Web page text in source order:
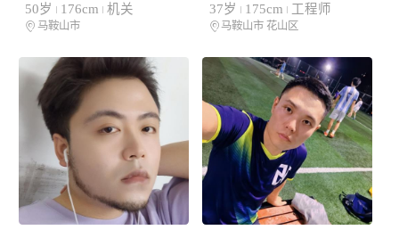
50岁 176cm 机关
马鞍山市
37岁 175cm 工程师
马鞍山市 花山区